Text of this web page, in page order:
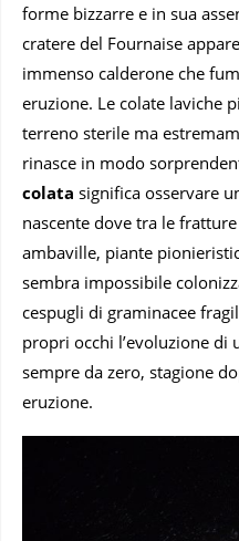
forme bizzarre e in sua
cratere del Fournaise
immenso calderone che
eruzione. Le colate laviche
terreno sterile ma
rinasce in modo
colata significa osservare
nascente dove tra le
ambaville, piante
sembra impossibile
cespugli di graminacee
propri occhi l’evoluzione di
sempre da zero, stagione
eruzione.